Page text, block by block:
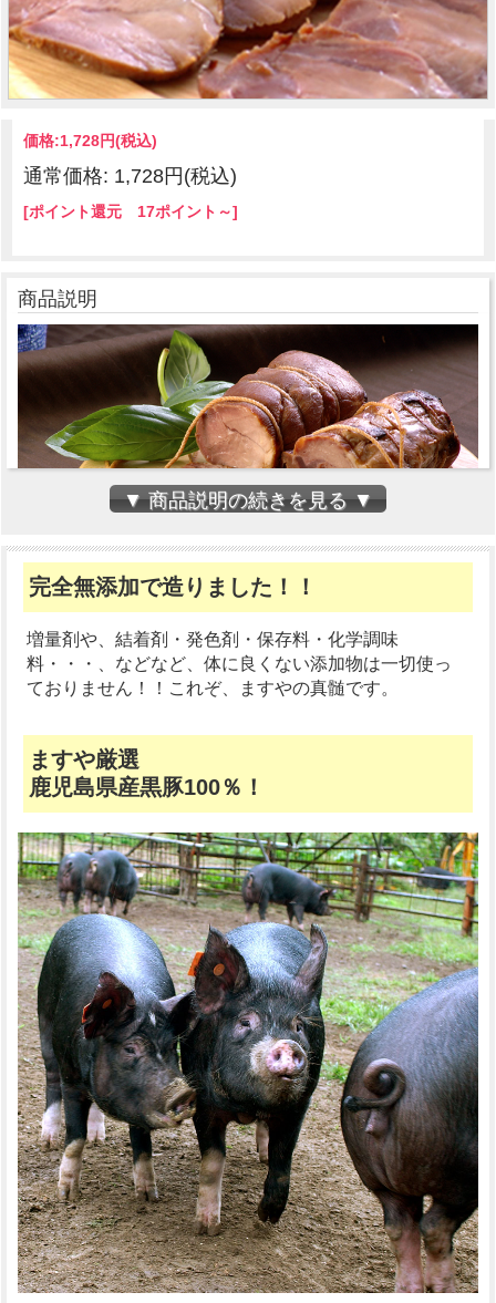
価格:1,728円(税込)
通常価格: 1,728円(税込)
[ポイント還元 17ポイント～]
商品説明
鹿児島県産黒豚100％と自然の旨みあふれる秘伝のタ
レで造った、ジューシーな焼豚です。
の少ない部位です。 弾力のある食感ですが、炭焼き釜
の遠赤外線効果で柔らかく仕上がっています。
▼ 商品説明の続きを見る ▼
完全無添加で造りました！！
増量剤や、結着剤・発色剤・保存料・化学調味
料・・・、などなど、体に良くない添加物は一切使っ
ておりません！！これぞ、ますやの真髄です。
ますや厳選
鹿児島県産黒豚100％！